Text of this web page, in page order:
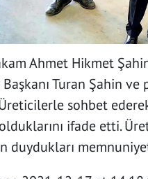
Ahmet Hikmet
Turan Şahin
sohbet
ifade etti.
duydukları